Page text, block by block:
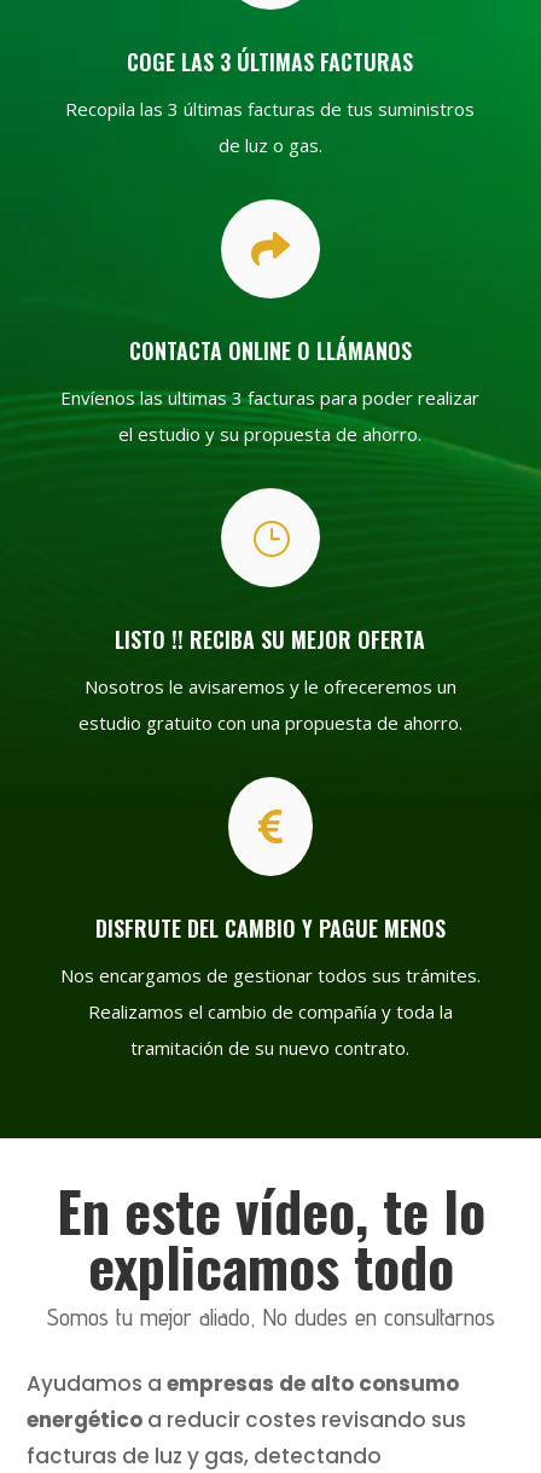
COGE LAS 3 ÚLTIMAS FACTURAS
Recopila las 3 últimas facturas de tus suministros
de luz o gas.

CONTACTA ONLINE O LLÁMANOS
Envíenos las ultimas 3 facturas para poder realizar
el estudio y su propuesta de ahorro.
}
LISTO !! RECIBA SU MEJOR OFERTA
Nosotros le avisaremos y le ofreceremos un
estudio gratuito con una propuesta de ahorro.

DISFRUTE DEL CAMBIO Y PAGUE MENOS
Nos encargamos de gestionar todos sus trámites.
Realizamos el cambio de compañía y toda la
tramitación de su nuevo contrato.
En este vídeo, te lo
explicamos todo
Somos tu mejor aliado, No dudes en consultarnos
Ayudamos aempresas de alto consumo
energético a reducir costes revisando sus
facturas de luz y gas, detectando